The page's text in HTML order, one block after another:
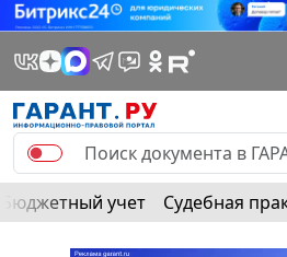
Бюджетный учет Судебная